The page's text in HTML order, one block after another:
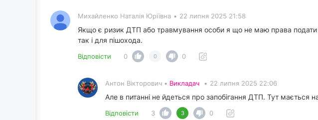
Михайленко Наталія Юріївна • 22 липня 2025 21:58
Якщо є ризик ДТП або травмування особи я що не маю права
так і для пішохода.
Відповісти 0 0 0
Антон Вікторович • Викладач • 22 липня 2025 22:06
Але в питанні не йдеться про запобігання ДТП. Тут мається
Відповісти 3 3 0